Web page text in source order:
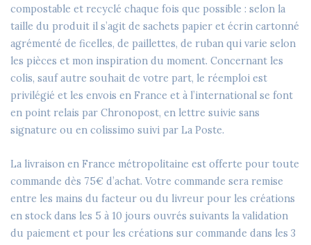
compostable et recyclé chaque fois que possible : selon la
taille du produit il s’agit de sachets papier et écrin cartonné
agrémenté de ficelles, de paillettes, de ruban qui varie selon
les pièces et mon inspiration du moment. Concernant les
colis, sauf autre souhait de votre part, le réemploi est
privilégié et les envois en France et à l’international se font
en point relais par Chronopost, en lettre suivie sans
signature ou en colissimo suivi par La Poste.
La livraison en France métropolitaine est offerte pour toute
commande dès 75€ d’achat. Votre commande sera remise
entre les mains du facteur ou du livreur pour les créations
en stock dans les 5 à 10 jours ouvrés suivants la validation
du paiement et pour les créations sur commande dans les 3